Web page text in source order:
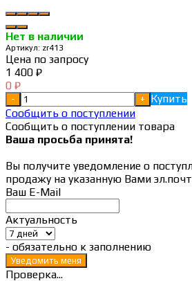
Нет в наличии
Артикул: zr413
Цена по запросу
1 400 ₽
0 ₽
- +
Купить
Сообщить о поступлении
Сообщить о поступлении товара
Ваша просьба принята!
Вы получите уведомление о
продажу на указанную Вами
Ваш E-Mail
Актуальность
- обязательно к заполнению
Проверка...